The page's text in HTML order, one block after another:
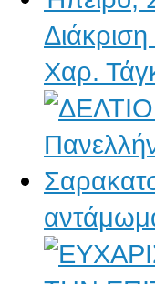
Χαρ.